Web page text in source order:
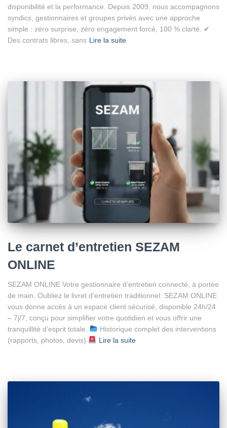
disponibilité et la performance. Depuis 2009, nous accompagnons
syndics, gestionnaires et groupes privés avec une approche
simple : zéro surprise, zéro engagement forcé, 100 % clarté. ✔
Des contrats libres, sans Lire la suite
Le carnet d’entretien SEZAM
ONLINE
SEZAM ONLINE Votre gestionnaire d’entretien connecté, à portée
de main. Oubliez le livret d’entretien traditionnel. SEZAM ONLINE
vous donne accès à un espace client sécurisé, disponible 24h/24
– 7j/7, conçu pour simplifier votre quotidien et vous offrir une
tranquillité d’esprit totale.
Historique complet des interventions
(rapports, photos, devis)
Lire la suite